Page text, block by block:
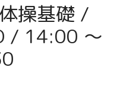
操基礎 /
/ 14:00 〜